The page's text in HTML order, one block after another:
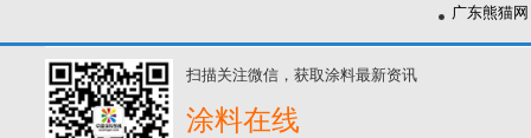
广东熊猫网
扫描关注微信，获取涂料最新资讯
涂料在线